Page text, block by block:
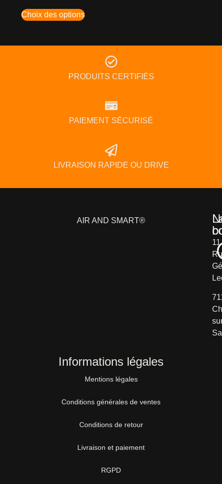
Choix des options
PRODUITS CERTIFIÉS
PAIEMENT SÉCURISÉ
LIVRAISON RAPIDE OU DRIVE
AIR AND SMART®
11
Informations légales
Mentions légales
Conditions générales de ventes
Conditions de retour
Livraison et paiement
RGPD